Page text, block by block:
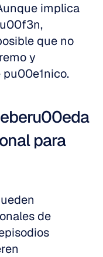
implica
que no
y
para
de